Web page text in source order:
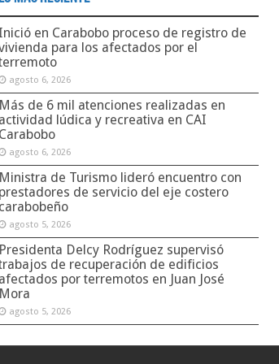
en Carabobo proceso de registro de
para los afectados por el
agosto 6, 2026
Más de 6 mil atenciones realizadas en
actividad lúdica y recreativa en CAI
Carabobo
agosto 6, 2026
Ministra de Turismo lideró encuentro con
prestadores de servicio del eje costero
carabobeño
agosto 5, 2026
Presidenta Delcy Rodríguez supervisó
de recuperación de edificios
afectados por terremotos en Juan José
Mora
agosto 5, 2026